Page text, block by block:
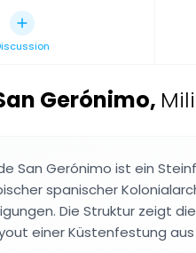
Gerónimo,
San Gerónimo ist ein
spanischer
Die Struktur zeigt
einer Küstenfestung